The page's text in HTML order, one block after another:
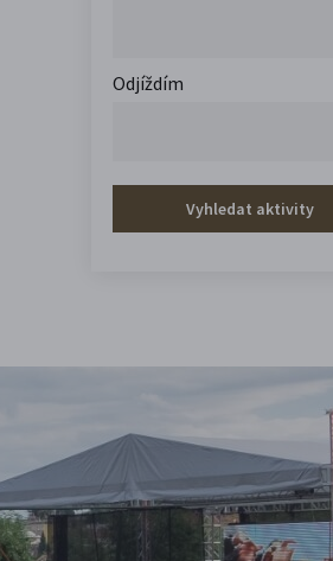
Odjíždím
Vyhledat aktivity